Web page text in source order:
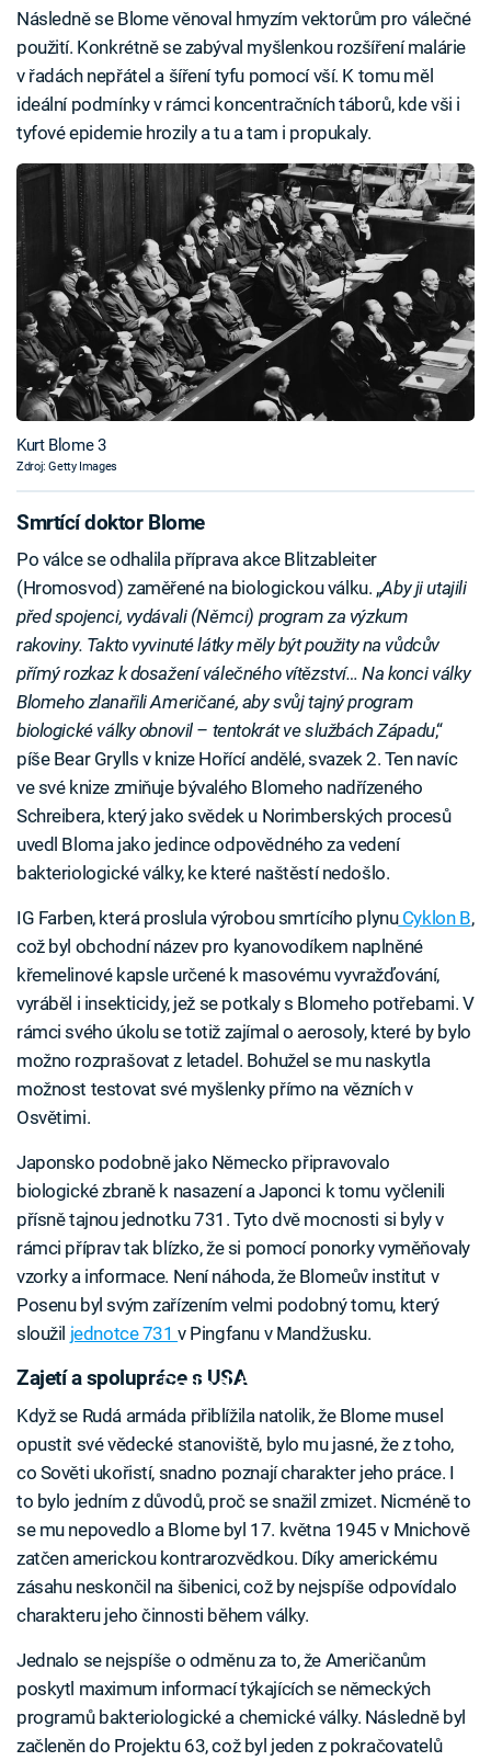
Následně se Blome věnoval hmyzím vektorům pro válečné
použití. Konkrétně se zabýval myšlenkou rozšíření malárie
v řadách nepřátel a šíření tyfu pomocí vší. K tomu měl
ideální podmínky v rámci koncentračních táborů, kde vši i
tyfové epidemie hrozily a tu a tam i propukaly.
Kurt Blome 3
Zdroj: Getty Images
Smrtící doktor Blome
Po válce se odhalila příprava akce Blitzableiter
(Hromosvod) zaměřené na biologickou válku. „Aby ji utajili
před spojenci, vydávali (Němci) program za výzkum
rakoviny. Takto vyvinuté látky měly být použity na vůdcův
přímý rozkaz k dosažení válečného vítězství… Na konci války
Blomeho zlanařili Američané, aby svůj tajný program
biologické války obnovil – tentokrát ve službách Západu,“
píše Bear Grylls v knize Hořící andělé, svazek 2. Ten navíc
ve své knize zmiňuje bývalého Blomeho nadřízeného
Schreibera, který jako svědek u Norimberských procesů
uvedl Bloma jako jedince odpovědného za vedení
bakteriologické války, ke které naštěstí nedošlo.
IG Farben, která proslula výrobou smrtícího plynuCyklon B,
což byl obchodní název pro kyanovodíkem naplněné
křemelinové kapsle určené k masovému vyvražďování,
vyráběl i insekticidy, jež se potkaly s Blomeho potřebami. V
rámci svého úkolu se totiž zajímal o aerosoly, které by bylo
možno rozprašovat z letadel. Bohužel se mu naskytla
možnost testovat své myšlenky přímo na vězních v
Osvětimi.
Japonsko podobně jako Německo připravovalo
biologické zbraně k nasazení a Japonci k tomu vyčlenili
přísně tajnou jednotku 731. Tyto dvě mocnosti si byly v
rámci příprav tak blízko, že si pomocí ponorky vyměňovaly
vzorky a informace. Není náhoda, že Blomeův institut v
Posenu byl svým zařízením velmi podobný tomu, který
sloužil jednotce 731v Pingfanu v Mandžusku.
Failed to fetch
Zajetí a spolupráce s USA
Když se Rudá armáda přiblížila natolik, že Blome musel
opustit své vědecké stanoviště, bylo mu jasné, že z toho,
co Sověti ukořistí, snadno poznají charakter jeho práce. I
to bylo jedním z důvodů, proč se snažil zmizet. Nicméně to
se mu nepovedlo a Blome byl 17. května 1945 v Mnichově
zatčen americkou kontrarozvědkou. Díky americkému
zásahu neskončil na šibenici, což by nejspíše odpovídalo
charakteru jeho činnosti během války.
Jednalo se nejspíše o odměnu za to, že Američanům
poskytl maximum informací týkajících se německých
programů bakteriologické a chemické války. Následně byl
začleněn do Projektu 63, což byl jeden z pokračovatelů